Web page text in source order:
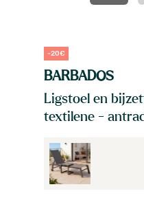
-20€
BARBADOS
Ligstoel en
textilene -